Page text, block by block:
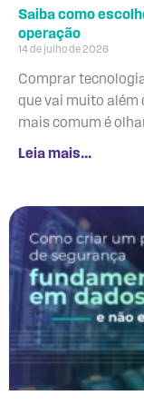
Saiba como
operação
14 de julho de 2026
Comprar
que vai muito além
mais comum é
Leia mais...